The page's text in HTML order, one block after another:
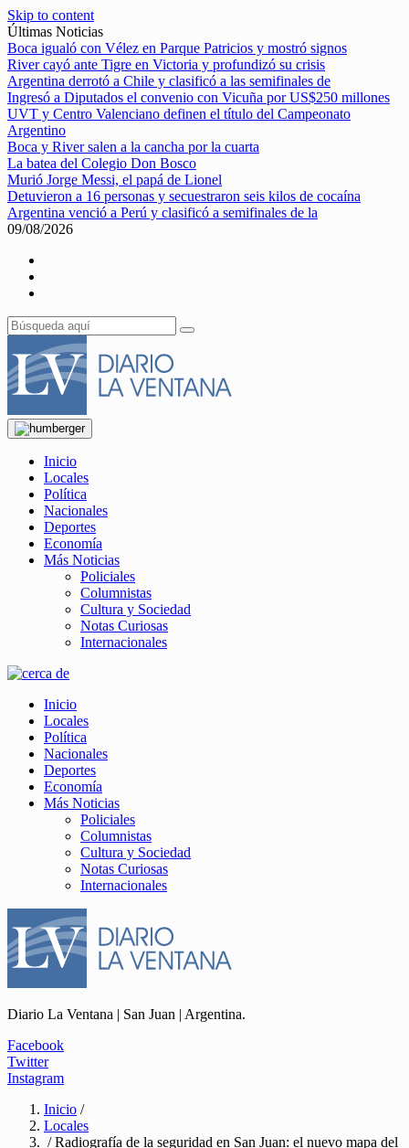
Skip to content
Últimas Noticias
Boca igualó con Vélez en Parque Patricios y mostró signos
River cayó ante Tigre en Victoria y profundizó su crisis
Argentina derrotó a Chile y clasificó a las semifinales de
Ingresó a Diputados el convenio con Vicuña por US$250 millones
UVT y Centro Valenciano definen el título del Campeonato
Argentino
Boca y River salen a la cancha por la cuarta
La batea del Colegio Don Bosco
Murió Jorge Messi, el papá de Lionel
Detuvieron a 16 personas y secuestraron seis kilos de cocaína
Argentina venció a Perú y clasificó a semifinales de la
09/08/2026
Inicio
Locales
Política
Nacionales
Deportes
Economía
Más Noticias
Policiales
Columnistas
Cultura y Sociedad
Notas Curiosas
Internacionales
Inicio
Locales
Política
Nacionales
Deportes
Economía
Más Noticias
Policiales
Columnistas
Cultura y Sociedad
Notas Curiosas
Internacionales
Diario La Ventana | San Juan | Argentina.
Facebook
Twitter
Instagram
Inicio /
Locales
/ Radiografía de la seguridad en San Juan: el nuevo mapa del